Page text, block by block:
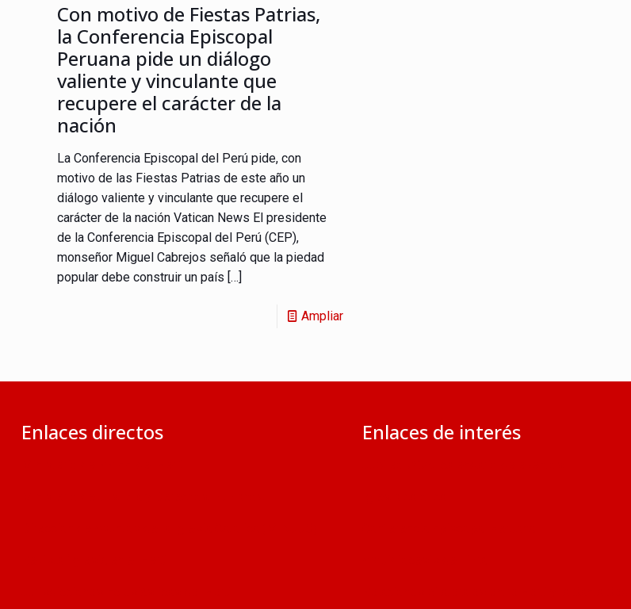
Con motivo de Fiestas Patrias,
la Conferencia Episcopal
Peruana pide un diálogo
valiente y vinculante que
recupere el carácter de la
nación
La Conferencia Episcopal del Perú pide, con
motivo de las Fiestas Patrias de este año un
diálogo valiente y vinculante que recupere el
carácter de la nación Vatican News El presidente
de la Conferencia Episcopal del Perú (CEP),
monseñor Miguel Cabrejos señaló que la piedad
popular debe construir un país […]
Ampliar
Enlaces directos Enlaces de interés